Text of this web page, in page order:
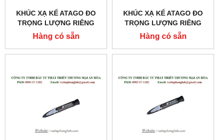
KHÚC XẠ KẾ ATAGO ĐO
TRỌNG LƯỢNG RIÊNG
NƯỚC TIỂU CỦA MÈO
MODEL:PAL-USG (CAT)
Hàng có sẵn
KHÚC XẠ KẾ ATAGO ĐO
TRỌNG LƯỢNG RIÊNG
CỦA NƯỚC TIỂU
MODEL:PEN-URINE S.G
Hàng có sẵn